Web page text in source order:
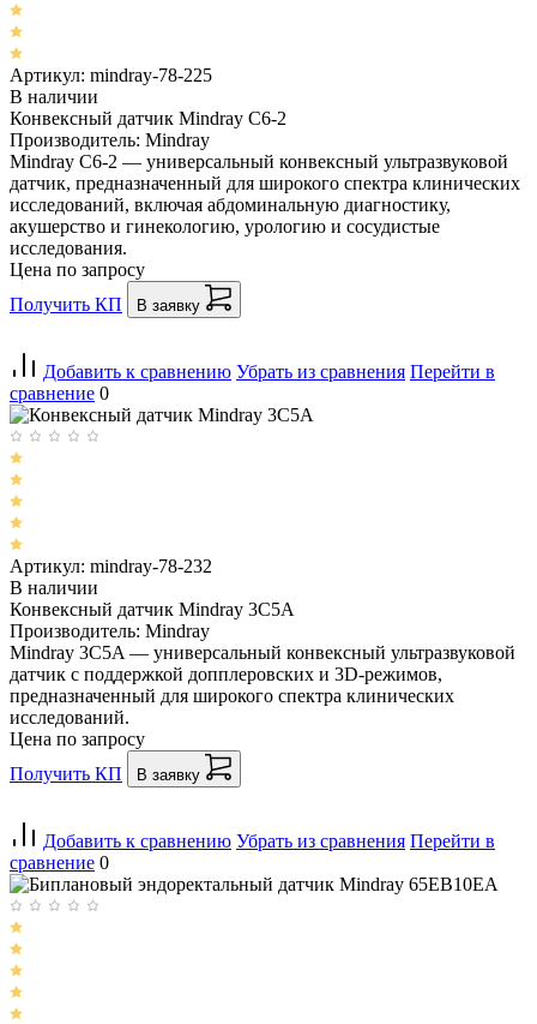
Артикул: mindray-78-225
В наличии
Конвексный датчик Mindray C6-2
Производитель: Mindray
Mindray C6-2 — универсальный конвексный ультразвуковой
датчик, предназначенный для широкого спектра клинических
исследований, включая абдоминальную диагностику,
акушерство и гинекологию, урологию и сосудистые
исследования.
Цена по запросу
Получить КП
В заявку
Добавить к сравнению Убрать из сравнения Перейти в
сравнение 0
Артикул: mindray-78-232
В наличии
Конвексный датчик Mindray 3C5A
Производитель: Mindray
Mindray 3C5A — универсальный конвексный ультразвуковой
датчик с поддержкой допплеровских и 3D-режимов,
предназначенный для широкого спектра клинических
исследований.
Цена по запросу
Получить КП
В заявку
Добавить к сравнению Убрать из сравнения Перейти в
сравнение 0